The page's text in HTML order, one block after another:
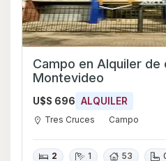
Campo en Alquiler de en Tres Cruces,
Montevideo
U$S 696 ALQUILER
Tres Cruces Campo
2 1 53